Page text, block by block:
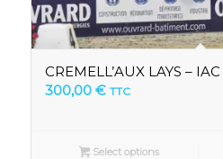
CREMELL’AUX LAYS –
300,00 € TTC
Select options